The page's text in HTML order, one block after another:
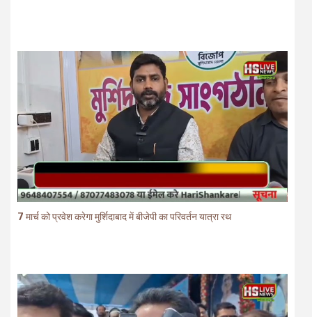
7 मार्च को प्रवेश करेगा मुर्शिदाबाद में बीजेपी का परिवर्तन यात्रा रथ